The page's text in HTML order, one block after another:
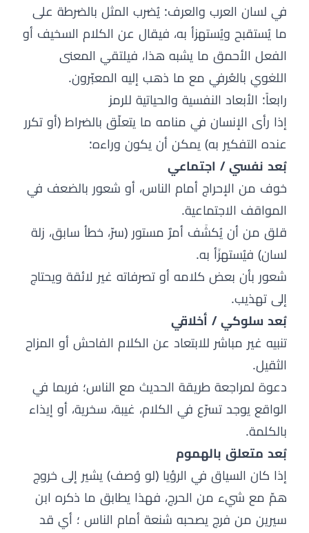
في لسان العرب والعرف: يُضرب المثل بالضرطة على
ما يُستقبح ويُستهزأ به، فيقال عن الكلام السخيف أو
الفعل الأحمق ما يشبه هذا، فيلتقي المعنى
اللغوي بالعُرفي مع ما ذهب إليه المعبّرون.
رابعاً: الأبعاد النفسية والحياتية للرمز
إذا رأى الإنسان في منامه ما يتعلّق بالضراط (أو تكرر
عنده التفكير به) يمكن أن يكون وراءه:
بُعد نفسي / اجتماعي
خوف من الإحراج أمام الناس، أو شعور بالضعف في
المواقف الاجتماعية.
قلق من أن يُكشَف أمرٌ مستور (سرّ، خطأ سابق، زلة
لسان) فيُستهزَأ به.
شعور بأن بعض كلامه أو تصرفاته غير لائقة ويحتاج
إلى تهذيب.
بُعد سلوكي / أخلاقي
تنبيه غير مباشر للابتعاد عن الكلام الفاحش أو المزاح
الثقيل.
دعوة لمراجعة طريقة الحديث مع الناس؛ فربما في
الواقع يوجد تسرّع في الكلام، غيبة، سخرية، أو إيذاء
بالكلمة.
بُعد متعلق بالهموم
إذا كان السياق في الرؤيا (لو وُصف) يشير إلى خروج
همّ مع شيء من الحرج، فهذا يطابق ما ذكره ابن
سيرين من فرج يصحبه شنعة أمام الناس ؛ أي قد